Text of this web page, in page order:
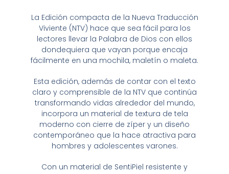
La Edición compacta de la Nueva Traducción
Viviente (NTV) hace que sea fácil para los
lectores llevar la Palabra de Dios con ellos
dondequiera que vayan porque encaja
fácilmente en una mochila, maletín o maleta.
Esta edición, además de contar con el texto
claro y comprensible de la NTV que continúa
transformando vidas alrededor del mundo,
incorpora un material de textura de tela
moderno con cierre de zíper y un diseño
contemporáneo que la hace atractiva para
hombres y adolescentes varones.
Con un material de SentiPiel resistente y